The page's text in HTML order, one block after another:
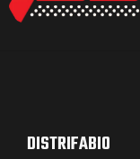
DISTRIFABIO